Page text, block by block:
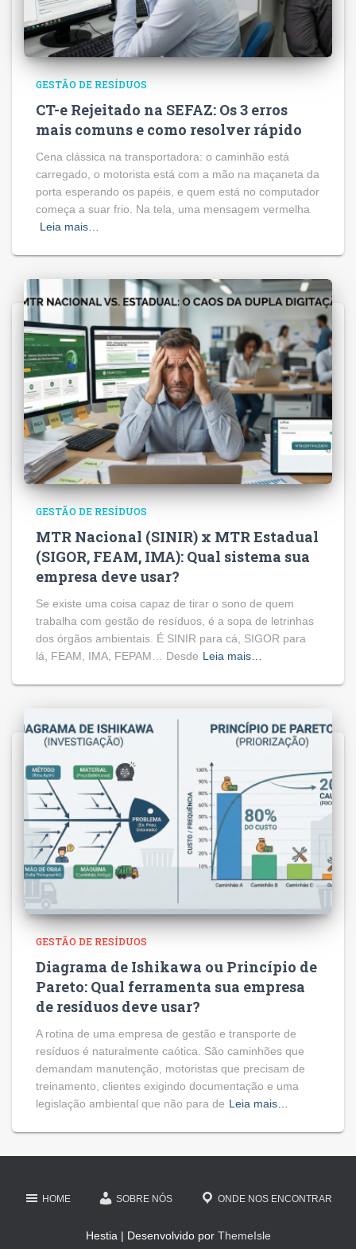
GESTÃO DE RESÍDUOS
CT-e Rejeitado na SEFAZ: Os 3 erros
mais comuns e como resolver rápido
Cena clássica na transportadora: o caminhão está
carregado, o motorista está com a mão na maçaneta da
porta esperando os papéis, e quem está no computador
começa a suar frio. Na tela, uma mensagem vermelha
Leia mais…
GESTÃO DE RESÍDUOS
MTR Nacional (SINIR) x MTR Estadual
(SIGOR, FEAM, IMA): Qual sistema sua
empresa deve usar?
Se existe uma coisa capaz de tirar o sono de quem
trabalha com gestão de resíduos, é a sopa de letrinhas
dos órgãos ambientais. É SINIR para cá, SIGOR para
lá, FEAM, IMA, FEPAM… Desde Leia mais…
GESTÃO DE RESÍDUOS
Diagrama de Ishikawa ou Princípio de
Pareto: Qual ferramenta sua empresa
de resíduos deve usar?
A rotina de uma empresa de gestão e transporte de
resíduos é naturalmente caótica. São caminhões que
demandam manutenção, motoristas que precisam de
treinamento, clientes exigindo documentação e uma
legislação ambiental que não para de Leia mais…
HOME SOBRE NÓS ONDE NOS ENCONTRAR
Hestia | Desenvolvido por ThemeIsle